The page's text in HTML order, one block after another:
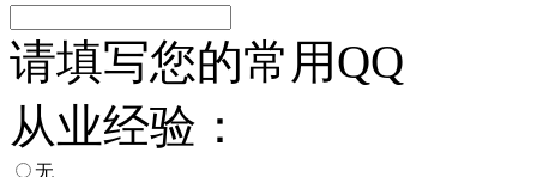
请填写您的常用QQ
从业经验：
无